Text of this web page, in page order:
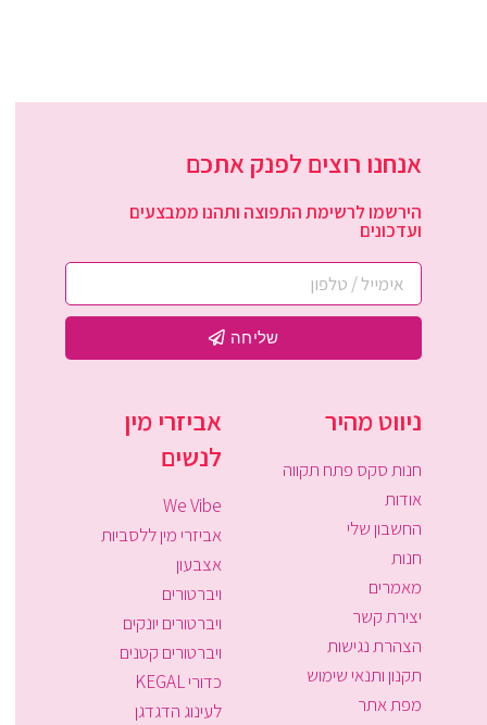
אנחנו רוצים לפנק אתכם
הירשמו לרשימת התפוצה ותהנו ממבצעים
ועדכונים
שליחה
ניווט מהיר
חנות סקס פתח תקווה
אודות
החשבון שלי
חנות
מאמרים
יצירת קשר
הצהרת נגישות
תקנון ותנאי שימוש
מפת אתר
אביזרי מין
לנשים
We Vibe
אביזרי מין ללסביות
אצבעון
ויברטורים
ויברטורים יונקים
ויברטורים קטנים
כדורי KEGAL
לעינוג הדגדגן